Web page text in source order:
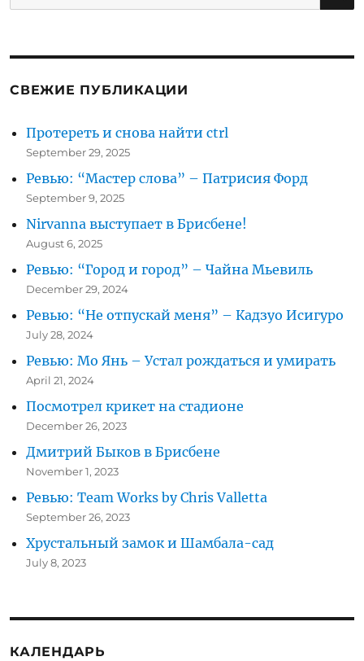
for:
СВЕЖИЕ ПУБЛИКАЦИИ
Протереть и снова найти ctrl
September 29, 2025
Ревью: “Мастер слова” – Патрисия Форд
September 9, 2025
Nirvanna выступает в Брисбене!
August 6, 2025
Ревью: “Город и город” – Чайна Мьевиль
December 29, 2024
Ревью: “Не отпускай меня” – Кадзуо Исигуро
July 28, 2024
Ревью: Мо Янь – Устал рождаться и умирать
April 21, 2024
Посмотрел крикет на стадионе
December 26, 2023
Дмитрий Быков в Брисбене
November 1, 2023
Ревью: Team Works by Chris Valletta
September 26, 2023
Хрустальный замок и Шамбала-сад
July 8, 2023
КАЛЕНДАРЬ